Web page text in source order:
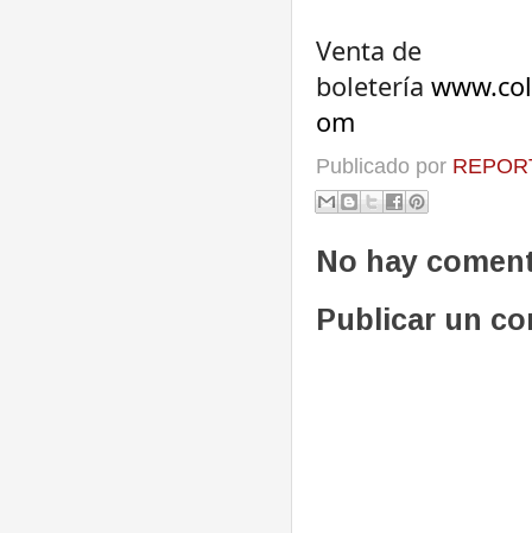
Venta de
boletería
om
Publicado por
No hay
Publicar un